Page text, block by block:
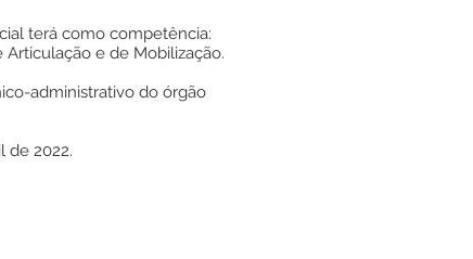
terá como competência:
e de Mobilização.
administrativo do órgão
de 2022.